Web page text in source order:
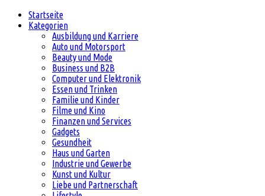
Startseite
Kategorien
Ausbildung und Karriere
Auto und Motorsport
Beauty und Mode
Business und B2B
Computer und Elektronik
Essen und Trinken
Familie und Kinder
Filme und Kino
Finanzen und Services
Gadgets
Gesundheit
Haus und Garten
Industrie und Gewerbe
Kunst und Kultur
Liebe und Partnerschaft